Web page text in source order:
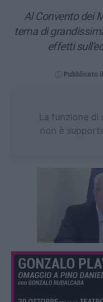
Al Convento dei
tema di
effetti
Pubblicato
La funzione di
non è